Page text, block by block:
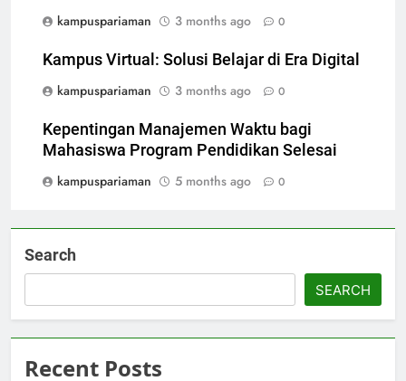
kampuspariaman
3 months ago 0
Kampus Virtual: Solusi Belajar di Era Digital
kampuspariaman
3 months ago 0
Kepentingan Manajemen Waktu bagi
Mahasiswa Program Pendidikan Selesai
kampuspariaman
5 months ago 0
Search
SEARCH
Recent Posts